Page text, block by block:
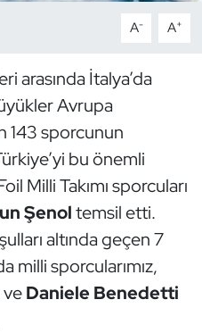
A- A+
arasında İtalya’da
Avrupa
143 sporcunun
bu önemli
Milli Takımı sporcuları
Şenoltemsil etti.
altında geçen 7
milli sporcularımız,
veDaniele Benedetti